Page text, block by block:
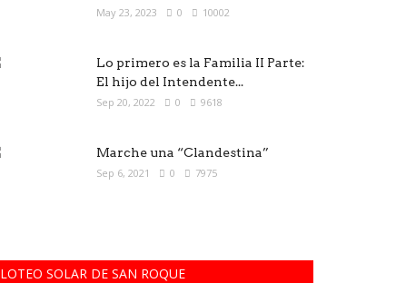
May 23, 2023 0 10002
Lo primero es la Familia II Parte:
El hijo del Intendente...
Sep 20, 2022 0 9618
Marche una “Clandestina”
Sep 6, 2021 0 7975
LOTEO SOLAR DE SAN ROQUE